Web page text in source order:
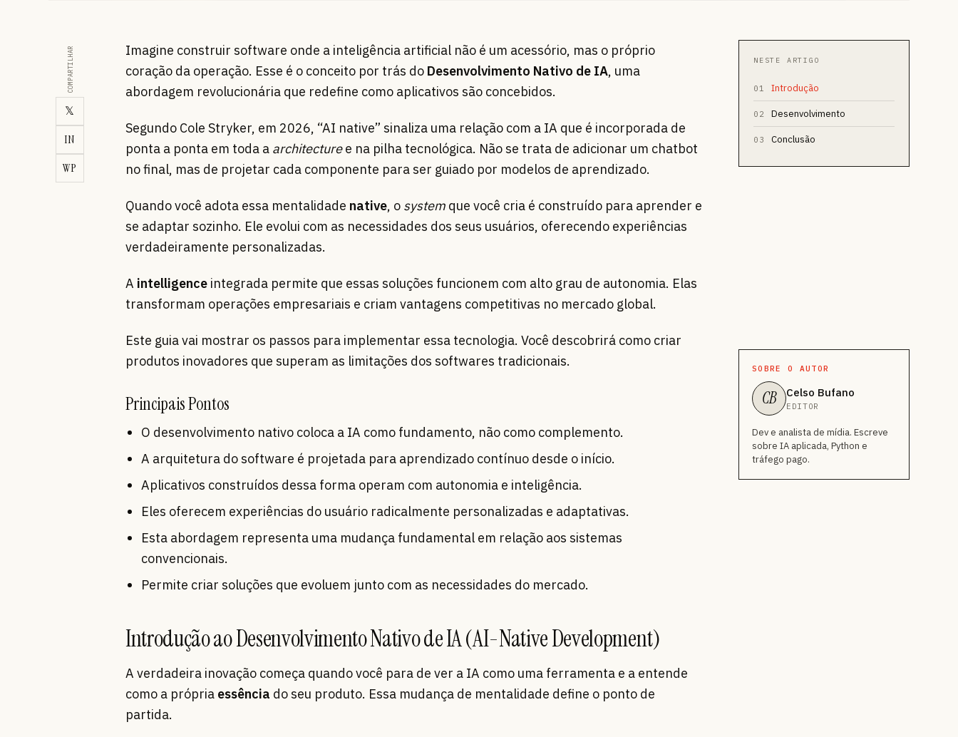
COMPARTILHAR
𝕏
IN
WP
Imagine construir software onde a inteligência artificial não é um acessório, mas o próprio
coração da operação. Esse é o conceito por trás do Desenvolvimento Nativo de IA, uma
abordagem revolucionária que redefine como aplicativos são concebidos.
Segundo Cole Stryker, em 2026, “AI native” sinaliza uma relação com a IA que é incorporada de
ponta a ponta em toda a architecturee na pilha tecnológica. Não se trata de adicionar um chatbot
no final, mas de projetar cada componente para ser guiado por modelos de aprendizado.
Quando você adota essa mentalidade native, o system que você cria é construído para aprender e
se adaptar sozinho. Ele evolui com as necessidades dos seus usuários, oferecendo experiências
verdadeiramente personalizadas.
A intelligence integrada permite que essas soluções funcionem com alto grau de autonomia. Elas
transformam operações empresariais e criam vantagens competitivas no mercado global.
Este guia vai mostrar os passos para implementar essa tecnologia. Você descobrirá como criar
produtos inovadores que superam as limitações dos softwares tradicionais.
Principais Pontos
O desenvolvimento nativo coloca a IA como fundamento, não como complemento.
A arquitetura do software é projetada para aprendizado contínuo desde o início.
Aplicativos construídos dessa forma operam com autonomia e inteligência.
Eles oferecem experiências do usuário radicalmente personalizadas e adaptativas.
Esta abordagem representa uma mudança fundamental em relação aos sistemas
convencionais.
Permite criar soluções que evoluem junto com as necessidades do mercado.
Introdução ao Desenvolvimento Nativo de IA (AI-Native Development)
A verdadeira inovação começa quando você para de ver a IA como uma ferramenta e a entende
como a própria essência do seu produto. Essa mudança de mentalidade define o ponto de
partida.
NESTE ARTIGO
01 Introdução
02 Desenvolvimento
03 Conclusão
SOBRE O AUTOR
CB Celso Bufano
EDITOR
Dev e analista de mídia. Escreve
sobre IA aplicada, Python e
tráfego pago.